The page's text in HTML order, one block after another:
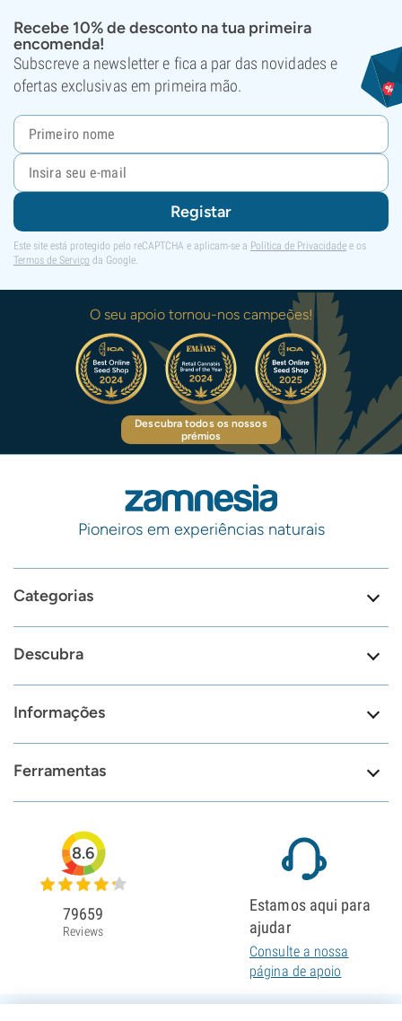
Recebe 10% de desconto na tua primeira
encomenda!
Subscreve a newsletter e fica a par das novidades e
ofertas exclusivas em primeira mão.
Registar
Este site está protegido pelo reCAPTCHA e aplicam-se a Política de Privacidade e os
Termos de Serviço da Google.
O seu apoio tornou-nos campeões!
Descubra todos os nossos
prémios
Pioneiros em experiências naturais
Categorias
Descubra
Informações
Ferramentas
8.6
79659
Reviews
Estamos aqui para
ajudar
Consulte a nossa
página de apoio